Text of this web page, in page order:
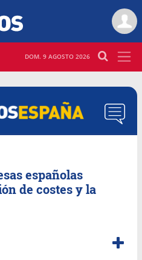
DOM. 9 AGOSTO 2026
españolas
de costes y la